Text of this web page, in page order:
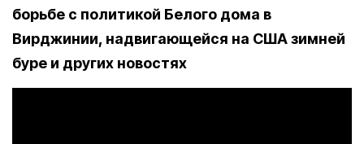
борьбе с политикой Белого дома в
Вирджинии, надвигающейся на США зимней
буре и других новостях